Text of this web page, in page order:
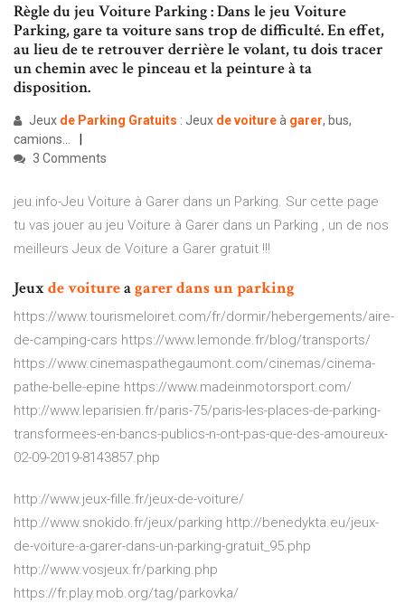
Règle du jeu Voiture Parking : Dans le jeu Voiture
Parking, gare ta voiture sans trop de difficulté. En effet,
au lieu de te retrouver derrière le volant, tu dois tracer
un chemin avec le pinceau et la peinture à ta
disposition.
Jeux de Parking Gratuits : Jeux devoitureà garer, bus,
camions...
3 Comments
jeu.info-Jeu Voiture à Garer dans un Parking. Sur cette page
tu vas jouer au jeu Voiture à Garer dans un Parking , un de nos
meilleurs Jeux de Voiture a Garer gratuit !!!
Jeuxdevoitureagarerdansunparking
https://www.tourismeloiret.com/fr/dormir/hebergements/aire-
de-camping-cars https://www.lemonde.fr/blog/transports/
https://www.cinemaspathegaumont.com/cinemas/cinema-
pathe-belle-epine https://www.madeinmotorsport.com/
http://www.leparisien.fr/paris-75/paris-les-places-de-parking-
transformees-en-bancs-publics-n-ont-pas-que-des-amoureux-
02-09-2019-8143857.php
http://www.jeux-fille.fr/jeux-de-voiture/
http://www.snokido.fr/jeux/parking http://benedykta.eu/jeux-
de-voiture-a-garer-dans-un-parking-gratuit_95.php
http://www.vosjeux.fr/parking.php
https://fr.play.mob.org/tag/parkovka/